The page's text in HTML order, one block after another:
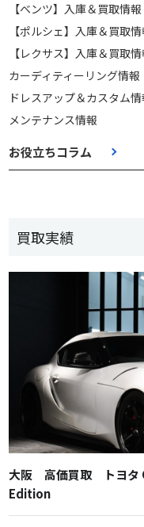
【ベンツ】入庫＆買取情報
【ポルシェ】入庫＆買取
【レクサス】入庫＆買取
カーディティーリング情報
ドレスアップ＆カスタム情
メンテナンス情報
お役立ちコラム
買取実績
大阪 高価買取 トヨタ
Edition